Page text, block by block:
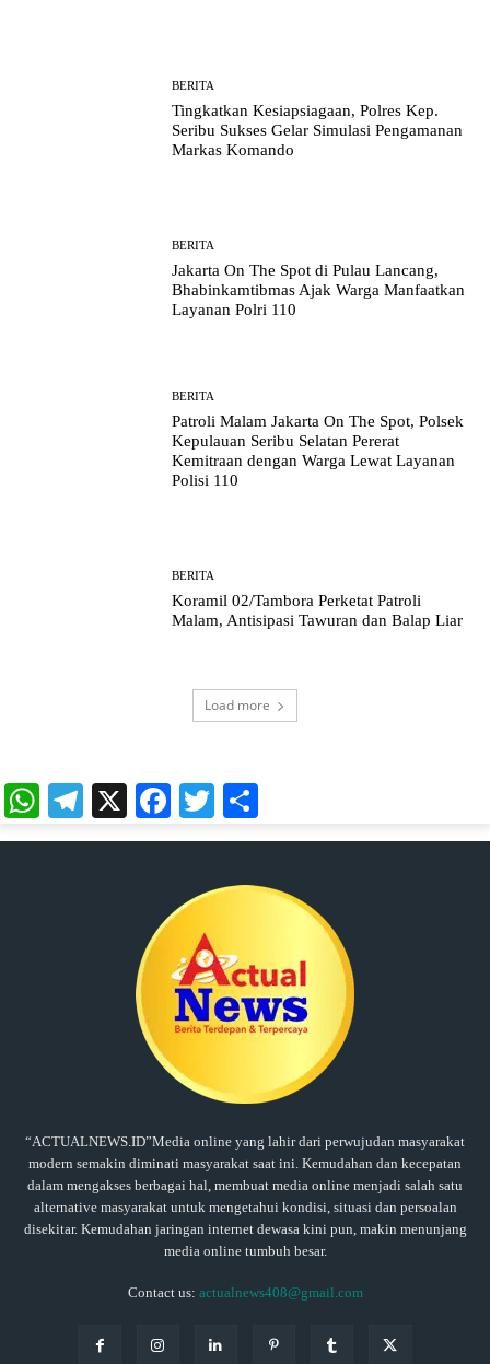
BERITA
Tingkatkan Kesiapsiagaan, Polres Kep.
Seribu Sukses Gelar Simulasi Pengamanan
Markas Komando
BERITA
Jakarta On The Spot di Pulau Lancang,
Bhabinkamtibmas Ajak Warga Manfaatkan
Layanan Polri 110
BERITA
Patroli Malam Jakarta On The Spot, Polsek
Kepulauan Seribu Selatan Pererat
Kemitraan dengan Warga Lewat Layanan
Polisi 110
BERITA
Koramil 02/Tambora Perketat Patroli
Malam, Antisipasi Tawuran dan Balap Liar
Load more
WhatsApp
Telegram
X Facebook
Twitter
“ACTUALNEWS.ID”Media online yang lahir dari perwujudan masyarakat
modern semakin diminati masyarakat saat ini. Kemudahan dan kecepatan
dalam mengakses berbagai hal, membuat media online menjadi salah satu
alternative masyarakat untuk mengetahui kondisi, situasi dan persoalan
disekitar. Kemudahan jaringan internet dewasa kini pun, makin menunjang
media online tumbuh besar.
Contact us: actualnews408@gmail.com